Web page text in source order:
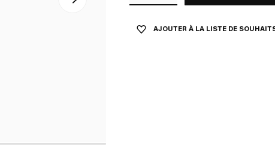
AJOUTER À LA LISTE DE